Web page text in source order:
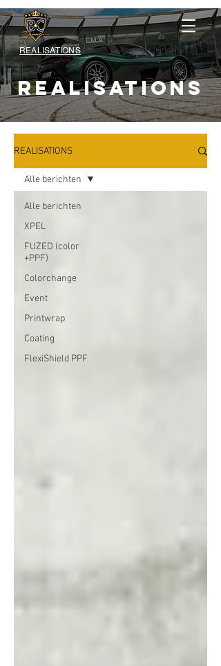
REALISATIONS
REALISATIONS
REALISATIONS
Alle berichten
XPEL
FUZED (color
+PPF)
Colorchange
Event
Printwrap
Coating
FlexiShield PPF
Alle berichten